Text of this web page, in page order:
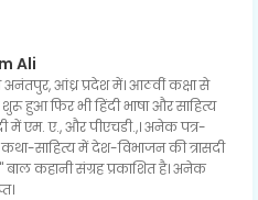
Ali
आंध्र प्रदेश में। आठवीं कक्षा से
हुआ फिर भी हिंदी भाषा और साहित्य
में एम. ए., और पीएचडी.,। अनेक पत्र-
साहित्य में देश-विभाजन की त्रासदी
बाल कहानी संग्रह प्रकाशित है। अनेक